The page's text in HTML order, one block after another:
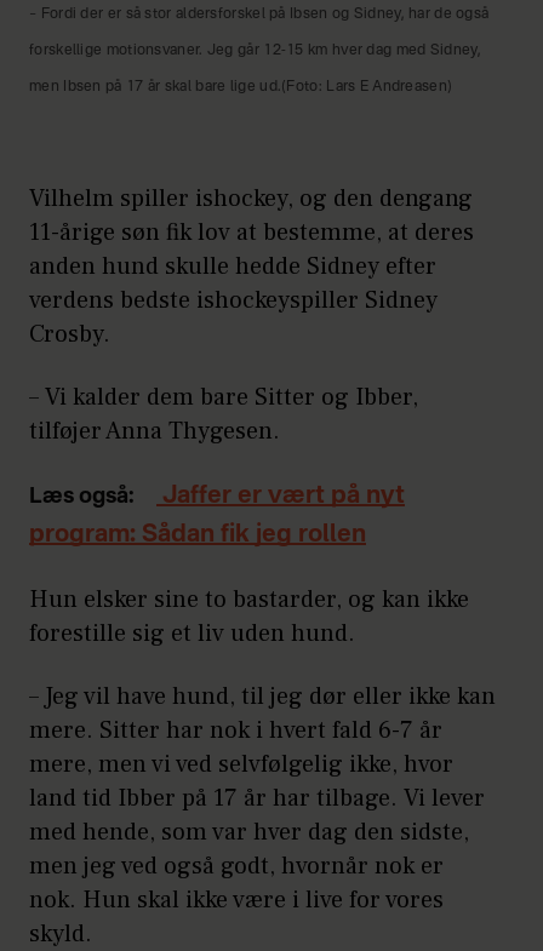
– Fordi der er så stor aldersforskel på Ibsen og Sidney, har de også
forskellige motionsvaner. Jeg går 12-15 km hver dag med Sidney,
men Ibsen på 17 år skal bare lige ud.(Foto: Lars E Andreasen)
Vilhelm spiller ishockey, og den dengang
11-årige søn fik lov at bestemme, at deres
anden hund skulle hedde Sidney efter
verdens bedste ishockeyspiller Sidney
Crosby.
– Vi kalder dem bare Sitter og Ibber,
tilføjer Anna Thygesen.
Læs også:
Jaffer er vært på nyt
program: Sådan fik jeg rollen
Hun elsker sine to bastarder, og kan ikke
forestille sig et liv uden hund.
– Jeg vil have hund, til jeg dør eller ikke kan
mere. Sitter har nok i hvert fald 6-7 år
mere, men vi ved selvfølgelig ikke, hvor
land tid Ibber på 17 år har tilbage. Vi lever
med hende, som var hver dag den sidste,
men jeg ved også godt, hvornår nok er
nok. Hun skal ikke være i live for vores
skyld.